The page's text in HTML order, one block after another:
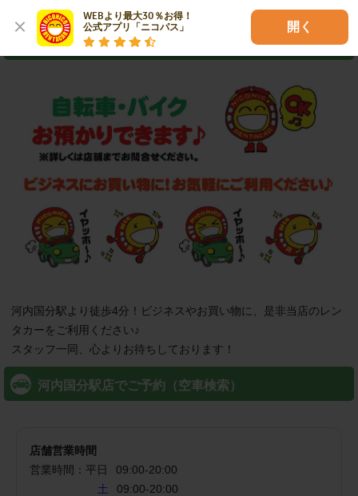
WEBより最大30％お得！
公式アプリ「ニコパス」
開く
河内国分駅店からのお知らせ
河内国分駅より徒歩4分！ビジネスやお買い物に、是非当店のレン
タカーをご利用ください♪
スタッフ一同、心よりお待ちしております！
河内国分駅店でご予約（空車検索）
店舗営業時間
営業時間： 平日 09:00-20:00
土
09:00-20:00